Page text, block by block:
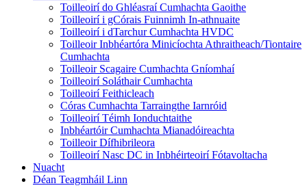
Toilleoirí do Ghléasraí Cumhachta Gaoithe
Toilleoirí i gCórais Fuinnimh In-athnuaite
Toilleoirí i dTarchur Cumhachta HVDC
Toilleoir Inbhéartóra Minicíochta Athraitheach/Tiontaire
Cumhachta
Toilleoir Scagaire Cumhachta Gníomhaí
Toilleoirí Soláthair Cumhachta
Toilleoirí Feithicleach
Córas Cumhachta Tarraingthe Iarnróid
Toilleoirí Téimh Ionduchtaithe
Inbhéartóir Cumhachta Mianadóireachta
Toilleoir Dífhibrileora
Toilleoirí Nasc DC in Inbhéirteoirí Fótavoltacha
Nuacht
Déan Teagmháil Linn